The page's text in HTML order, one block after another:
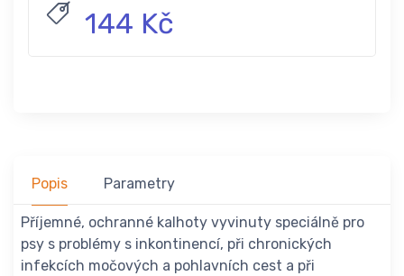
144 Kč
Popis Parametry
Příjemné, ochranné kalhoty vyvinuty speciálně pro
psy s problémy s inkontinencí, při chronických
infekcích močových a pohlavních cest a při